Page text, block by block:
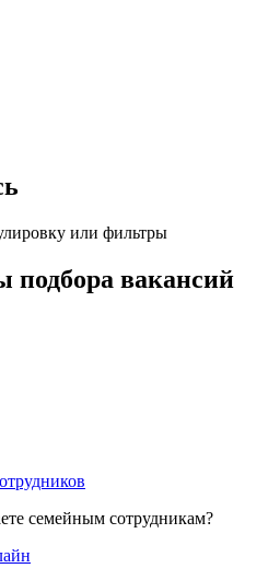
или фильтры
вакансий
семейным сотрудникам?